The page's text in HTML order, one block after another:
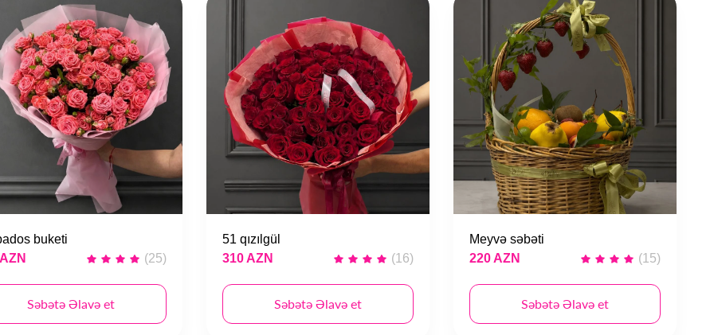
buketi
(25)
Səbətə Əlavə et
51 qızılgül
310 AZN
(16)
Səbətə Əlavə et
Meyvə səbəti
220 AZN
(15)
Səbətə Əlavə et